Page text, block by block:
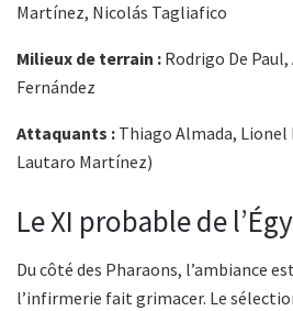
Martínez, Nicolás Tagliafico
Milieux de terrain : Rodrigo De
Fernández
Attaquants : Thiago Almada, Lionel
Lautaro Martínez)
Le XI probable de
Du côté des Pharaons, l’ambiance
l’infirmerie fait grimacer. Le